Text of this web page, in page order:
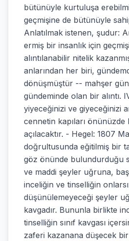
bütünüyle kurtuluşa
geçmişine de bütünüyle
Anlatılmak istenen, şudur:
ermiş bir insanlık için
alıntılanabilir nitelik
anlarından her biri,
dönüşmüştür -- mahşer
gündeminde olan bir alıntı.
yiyeceğinizi ve giyeceğinizi
cennetin kapıları önünüzde
açılacaktır. - Hegel: 1807
doğrultusunda eğitilmiş bir
göz önünde bulundurduğu
ve maddi şeyler uğruna,
inceliğin ve tinselliğin
düşünülemeyeceği şeyler
kavgadır. Bununla birlikte
tinselliğin sınıf kavgası
zaferi kazanana düşecek